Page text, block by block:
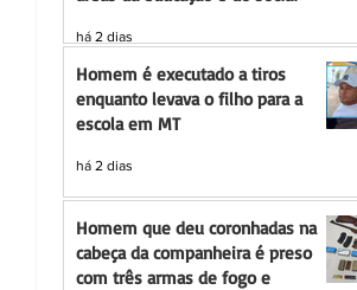
há 2 dias
Homem é executado a tiros
enquanto levava o filho para a
escola em MT
há 2 dias
Homem que deu coronhadas na
cabeça da companheira é preso
com três armas de fogo e